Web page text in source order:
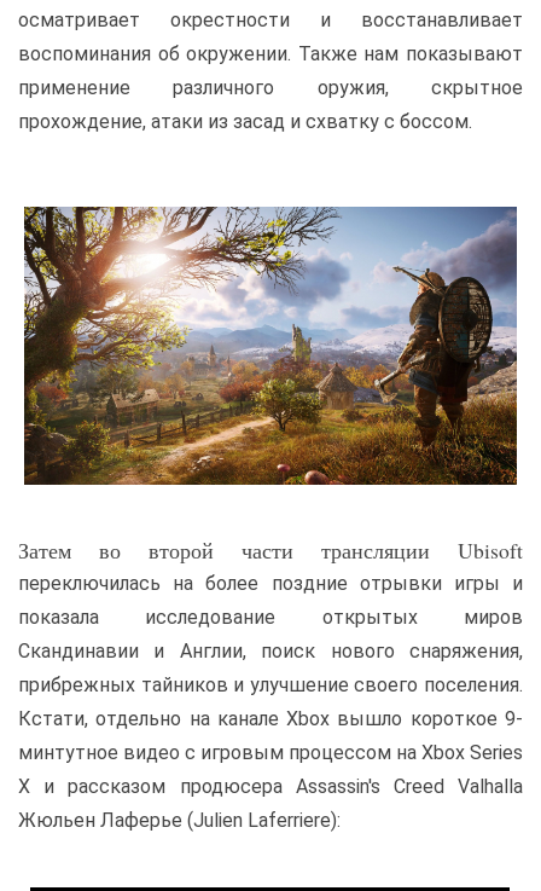
осматривает окрестности и восстанавливает
воспоминания об окружении. Также нам показывают
применение различного оружия, скрытное
прохождение, атаки из засад и схватку с боссом.
Затем во второй части трансляции Ubisoft
переключилась на более поздние отрывки игры и
показала исследование открытых миров
Скандинавии и Англии, поиск нового снаряжения,
прибрежных тайников и улучшение своего поселения.
Кстати, отдельно на канале Xbox вышло короткое 9-
минтутное видео с игровым процессом на Xbox Series
X и рассказом продюсера Assassin's Creed Valhalla
Жюльен Лаферье (Julien Laferriere):